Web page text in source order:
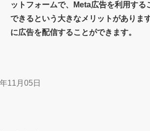
ットフォームで、Meta広告を利用す
できるという大きなメリットがあり
に広告を配信することができます。
11月05日